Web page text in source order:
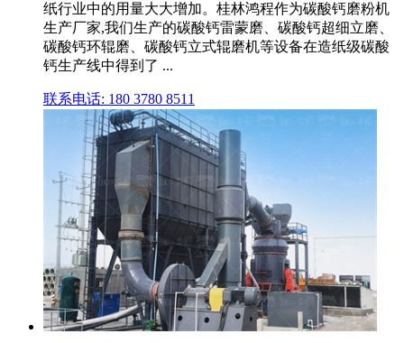
纸行业中的用量大大增加。桂林鸿程作为碳酸钙磨粉机
生产厂家,我们生产的碳酸钙雷蒙磨、碳酸钙超细立磨、
碳酸钙环辊磨、碳酸钙立式辊磨机等设备在造纸级碳酸
钙生产线中得到了 ...
联系电话: 180 3780 8511